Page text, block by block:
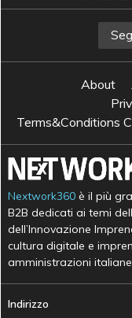
About
Terms&Conditions
Nextwork360 è il più
B2B dedicati ai temi
dell’Innovazione
cultura digitale e
amministrazioni italiane.
Indirizzo